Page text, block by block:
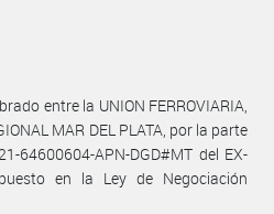
entre la UNION FERROVIARIA,
MAR DEL PLATA, por la parte
64600604-APN-DGD#MT del EX-
en la Ley de Negociación